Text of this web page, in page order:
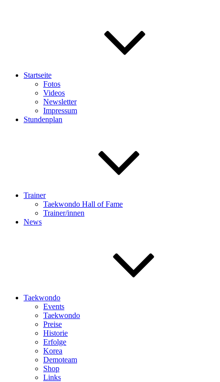
Startseite
Fotos
Videos
Newsletter
Impressum
Stundenplan
Trainer
Taekwondo Hall of Fame
Trainer/innen
News
Taekwondo
Events
Taekwondo
Preise
Historie
Erfolge
Korea
Demoteam
Shop
Links